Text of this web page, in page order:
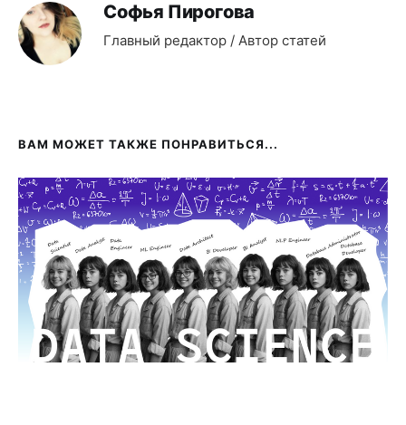
Софья Пирогова
Главный редактор / Автор статей
ВАМ МОЖЕТ ТАКЖЕ ПОНРАВИТЬСЯ...